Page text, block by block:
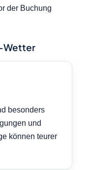
der Buchung
Wetter
besonders
und
können teurer